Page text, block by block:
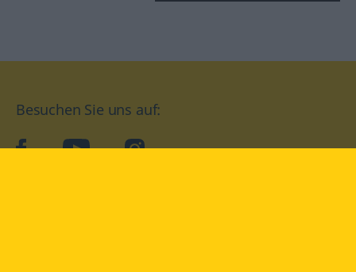
Besuchen Sie uns auf:
facebookYouTube Instagram